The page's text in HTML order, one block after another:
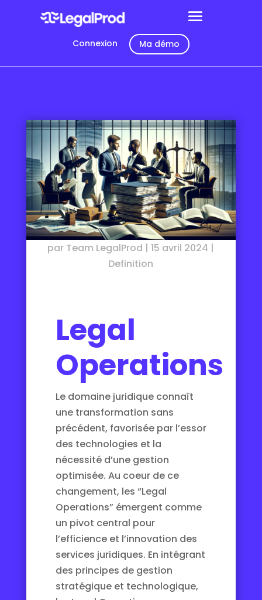
Connexion Ma démo
par Team LegalProd |15 avril 2024 |
Definition
Legal
Operations
Le domaine juridique connaît
une transformation sans
précédent, favorisée par l’essor
des technologies et la
nécessité d’une gestion
optimisée. Au coeur de ce
changement, les “Legal
Operations” émergent comme
un pivot central pour
l’efficience et l’innovation des
services juridiques. En intégrant
des principes de gestion
stratégique et technologique,